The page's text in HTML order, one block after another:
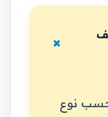
حسب نوع